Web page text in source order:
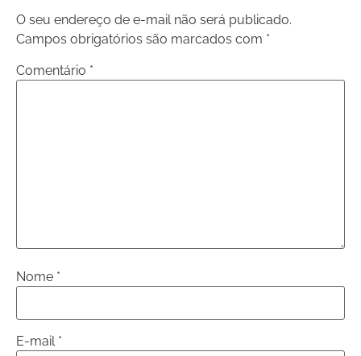
O seu endereço de e-mail não será publicado.
Campos obrigatórios são marcados com *
Comentário *
Nome *
E-mail *